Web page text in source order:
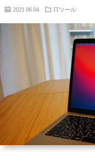
2021.06.04 ITツール